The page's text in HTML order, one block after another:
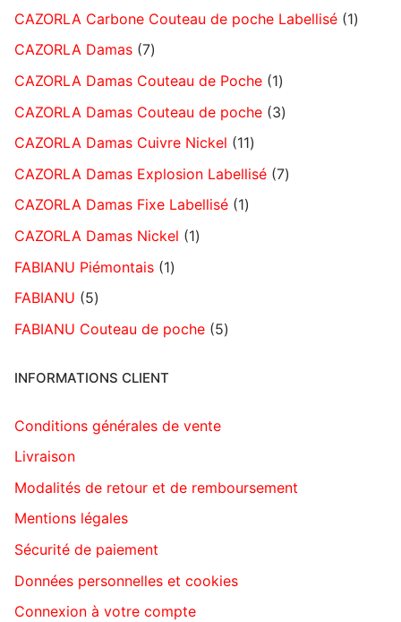
CAZORLA Carbone Couteau de poche Labellisé 1
CAZORLA Damas 7
CAZORLA Damas Couteau de Poche 1
CAZORLA Damas Couteau de poche 3
CAZORLA Damas Cuivre Nickel
11
CAZORLA Damas Explosion Labellisé 7
CAZORLA Damas Fixe Labellisé 1
CAZORLA Damas Nickel
1
FABIANU Piémontais 1
FABIANU
5
FABIANU Couteau de poche 5
INFORMATIONS CLIENT
Conditions générales de vente
Livraison
Modalités de retour et de remboursement
Mentions légales
Sécurité de paiement
Données personnelles et cookies
Connexion à votre compte